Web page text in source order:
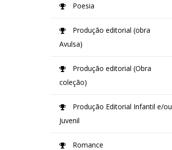
Poesia
Produção editorial (obra
Avulsa)
Produção editorial (Obra
coleção)
Produção Editorial Infantil e/ou
Juvenil
Romance